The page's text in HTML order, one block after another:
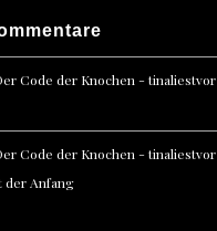
Code der Knochen - tinaliestvor
Code der Knochen - tinaliestvor
der Anfang